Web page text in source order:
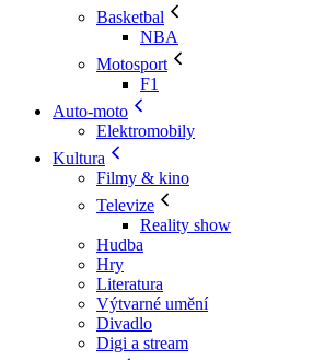
Basketbal
NBA
Motosport
F1
Auto-moto
Elektromobily
Kultura
Filmy & kino
Televize
Reality show
Hudba
Hry
Literatura
Výtvarné umění
Divadlo
Digi a stream